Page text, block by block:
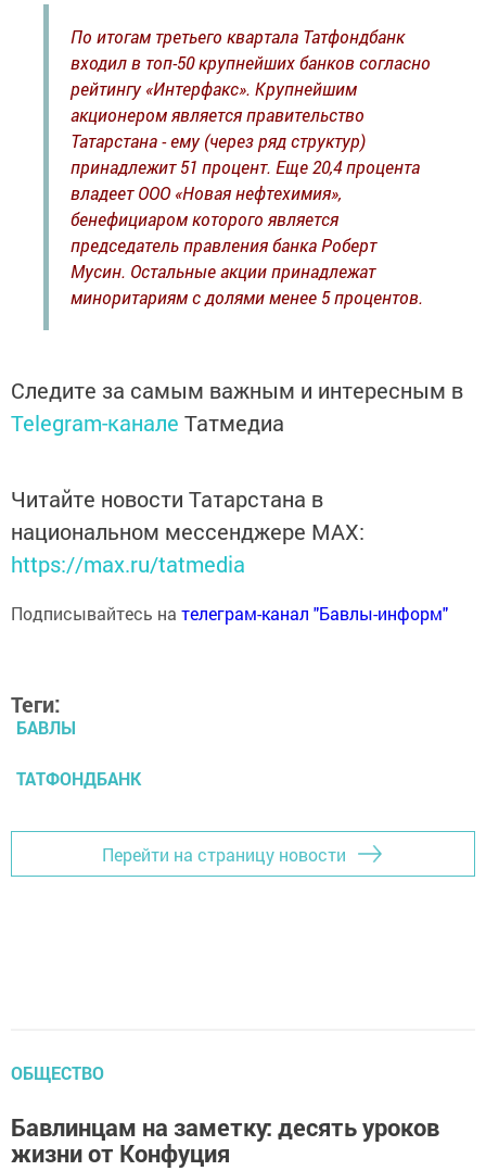
По итогам третьего квартала Татфондбанк
входил в топ-50 крупнейших банков согласно
рейтингу «Интерфакс». Крупнейшим
акционером является правительство
Татарстана - ему (через ряд структур)
принадлежит 51 процент. Еще 20,4 процента
владеет ООО «Новая нефтехимия»,
бенефициаром которого является
председатель правления банка Роберт
Мусин. Остальные акции принадлежат
миноритариям с долями менее 5 процентов.
Следите за самым важным и интересным в
Telegram-канале Татмедиа
Читайте новости Татарстана в
национальном мессенджере MАХ:
https://max.ru/tatmedia
Подписывайтесь на телеграм-канал "Бавлы-информ"
Теги:
БАВЛЫ
ТАТФОНДБАНК
Перейти на страницу новости
ОБЩЕСТВО
Бавлинцам на заметку: десять уроков
жизни от Конфуция